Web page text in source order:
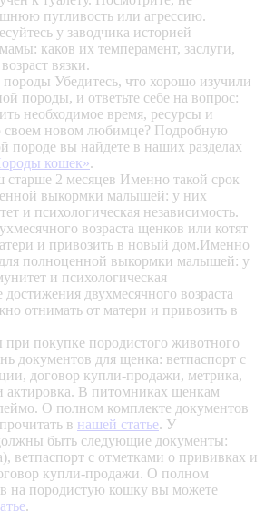
пугливость или агрессию.
у заводчика историей
каков их темперамент, заслуги,
вязки.
породы Убедитесь, что хорошо изучили
породы, и ответьте себе на вопрос:
необходимое время, ресурсы и
своем новом любимце? Подробную
вы найдете в наших разделах
кошек».
старше 2 месяцев Именно такой срок
выкормки малышей: у них
и психологическая независимость.
возраста щенков или котят
и привозить в новый дом.Именно
для полноценной выкормки малышей: у
и психологическая
двухмесячного возраста
отнимать от матери и привозить в
при покупке породистого животного
документов для щенка: ветпаспорт с
договор купли-продажи, метрика,
актировка. В питомниках щенкам
О полном комплекте документов
в нашей статье. У
быть следующие документы:
ветпаспорт с отметками о прививках и
купли-продажи. О полном
на породистую кошку вы можете
.